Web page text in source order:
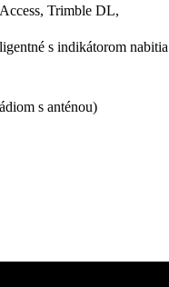
Trimble DL,
s indikátorom nabitia
s anténou)